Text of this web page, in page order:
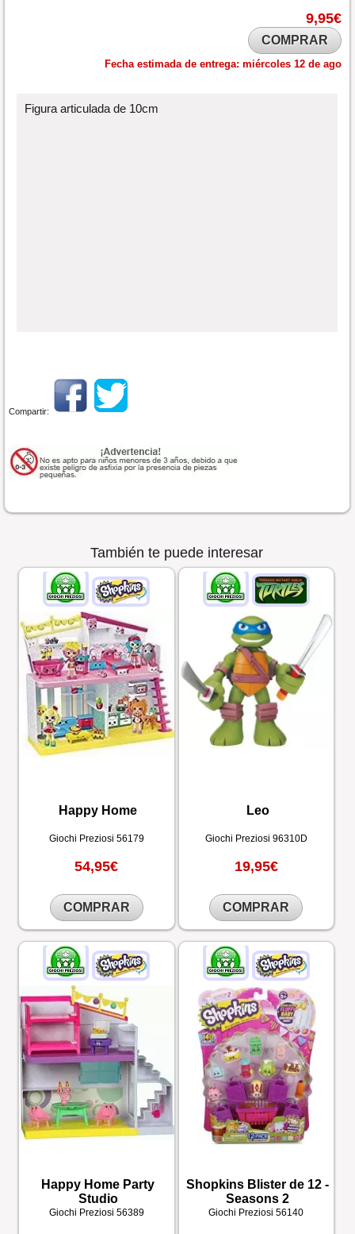
9,95€
COMPRAR
Fecha estimada de entrega: miércoles 12 de ago
Figura articulada de 10cm
Compartir:
También te puede interesar
Happy Home
Giochi Preziosi 56179
54,95€
COMPRAR
Leo
Giochi Preziosi 96310D
19,95€
COMPRAR
Happy Home Party
Studio
Giochi Preziosi 56389
Shopkins Blister de 12 -
Seasons 2
Giochi Preziosi 56140